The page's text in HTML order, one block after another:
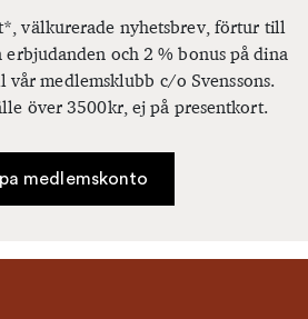
välkurerade nyhetsbrev, förtur till
och 2 % bonus på dina
medlemsklubb c/o Svenssons.
över 3500kr, ej på presentkort.
medlemskonto